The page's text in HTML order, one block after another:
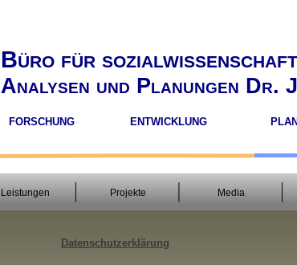
Büro für
Analysen und Planungen Dr.
FORSCHUNG ENTWICKLUNG
Leistungen Projekte Media
Datenschutzerklärung